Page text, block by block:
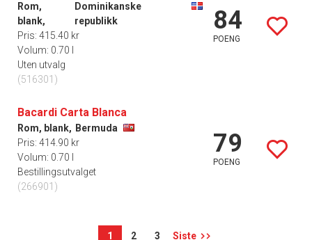
Rom,
blank,
Dominikanske
republikk
Pris: 415.40 kr
Volum: 0.70 l
Uten utvalg
(516301)
84
POENG
Bacardi Carta Blanca
Rom, blank, Bermuda
Pris: 414.90 kr
Volum: 0.70 l
Bestillingsutvalget
(266901)
79
POENG
1 2 3 Siste